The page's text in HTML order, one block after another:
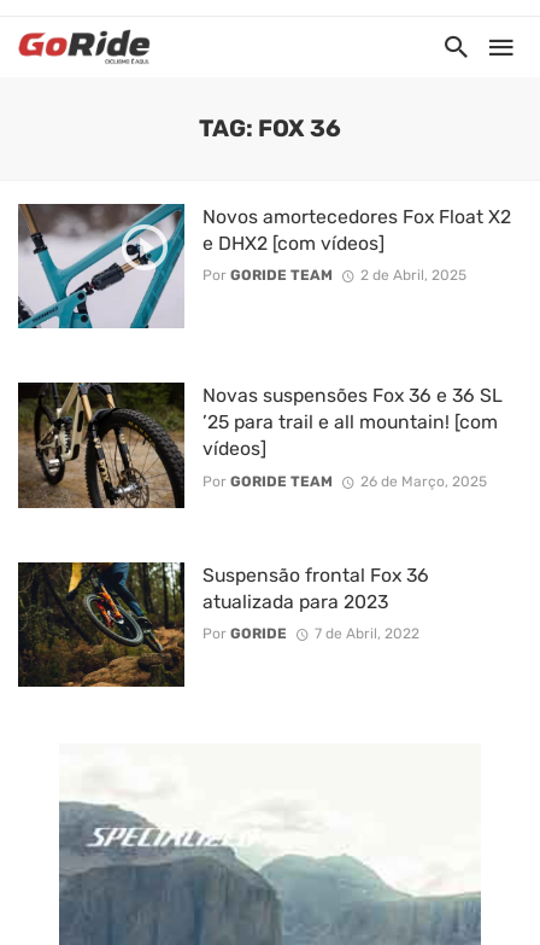
TAG: FOX 36
Novos amortecedores Fox Float X2
e DHX2 [com vídeos]
Por GORIDE TEAM 2 de Abril, 2025
Novas suspensões Fox 36 e 36 SL
’25 para trail e all mountain! [com
vídeos]
Por GORIDE TEAM 26 de Março, 2025
Suspensão frontal Fox 36
atualizada para 2023
Por GORIDE 7 de Abril, 2022